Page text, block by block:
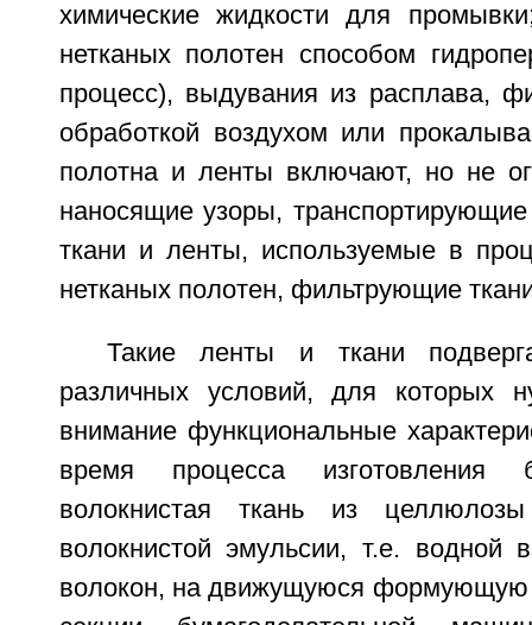
химические жидкости для
нетканых полотен способом
процесс), выдувания из расплава,
обработкой воздухом или
полотна и ленты включают, но не
наносящие узоры,
ткани и ленты, используемые в
нетканых полотен, фильтрующие
Такие ленты и ткани
различных условий, для которых
внимание функциональные
время процесса изготовления
волокнистая ткань из
волокнистой эмульсии, т.е. водной
волокон, на движущуюся